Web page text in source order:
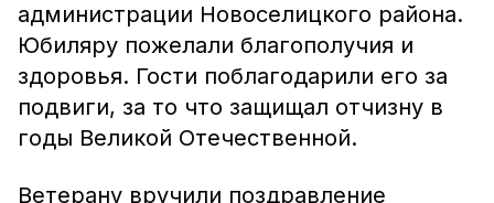
администрации Новоселицкого района.
Юбиляру пожелали благополучия и
здоровья. Гости поблагодарили его за
подвиги, за то что защищал отчизну в
годы Великой Отечественной.
Ветерану вручили поздравление